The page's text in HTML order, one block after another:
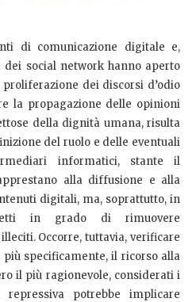
di comunicazione digitale e,
dei social network hanno aperto
dei discorsi d’odio
la propagazione delle opinioni
della dignità umana, risulta
del ruolo e delle eventuali
informatici, stante il
alla diffusione e alla
digitali, ma, soprattutto, in
in grado di rimuovere
Occorre, tuttavia, verificare
più specificamente, il ricorso alla
il più ragionevole, considerati i
potrebbe implicare